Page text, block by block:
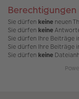
Berechtigungen
Sie dürfen keine neuen
Sie dürfen keine
Sie dürfen Ihre Beiträge
Sie dürfen Ihre Beiträge
Sie dürfen keine